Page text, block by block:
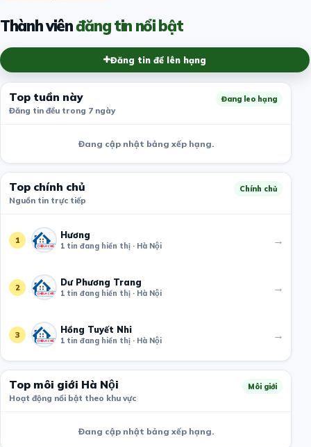
Thành viênđăng tin nổi bật
Đăng tin để lên hạng
Top tuần này
Đăng tin đều trong 7 ngày
Đang leo hạng
Đang cập nhật bảng xếp hạng.
Top chính chủ
Nguồn tin trực tiếp
Chính chủ
1 Hương
1 tin đang hiển thị · Hà Nội →
2 Dư Phương Trang
1 tin đang hiển thị · Hà Nội →
3 Hồng Tuyết Nhi
1 tin đang hiển thị · Hà Nội →
Top môi giới Hà Nội
Hoạt động nổi bật theo khu vực
Môi giới
Đang cập nhật bảng xếp hạng.